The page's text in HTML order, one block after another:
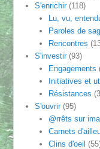
S'enrichir(118)
Lu, vu,
Paroles de
Rencontres
S'investir(93)
Engagements
Initiatives et
Résistances
S'ouvrir(95)
@rrêts sur
Carnets
Clins d'oeil